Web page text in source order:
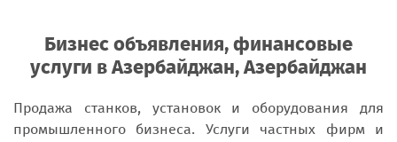
Бизнес объявления, финансовые
услуги в Азербайджан, Азербайджан
Продажа станков, установок и оборудования для
промышленного бизнеса. Услуги частных фирм и